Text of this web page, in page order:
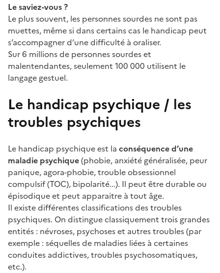
Le saviez-vous ?
Le plus souvent, les personnes sourdes ne sont pas
muettes, même si dans certains cas le handicap peut
s’accompagner d’une difficulté à oraliser.
Sur 6 millions de personnes sourdes et
malentendantes, seulement 100 000 utilisent le
langage gestuel.
Le handicap psychique / les
troubles psychiques
Le handicap psychique est la conséquence d’une
maladie psychique(phobie, anxiété généralisée, peur
panique, agora-phobie, trouble obsessionnel
compulsif (TOC), bipolarité...). Il peut être durable ou
épisodique et peut apparaitre à tout âge.
Il existe différentes classifications des troubles
psychiques. On distingue classiquement trois grandes
entités : névroses, psychoses et autres troubles (par
exemple : séquelles de maladies liées à certaines
conduites addictives, troubles psychosomatiques,
etc.).